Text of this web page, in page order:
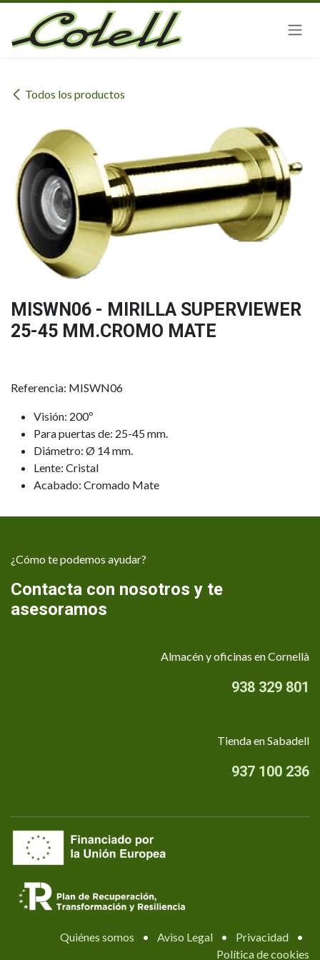
Ir al contenido
Todos los productos
MISWN06 - MIRILLA SUPERVIEWER
25-45 MM.CROMO MATE
Referencia: MISWN06
Visión: 200º
Para puertas de: 25-45 mm.
Diámetro: Ø 14 mm.
Lente: Cristal
Acabado: Cromado Mate
¿Cómo te podemos ayudar?
Contacta con nosotros y te
asesoramos
Almacén y oficinas en Cornellà
938 329 801
Tienda en Sabadell
937 100 236
Quiénes somos • Aviso Legal • Privacidad
•
Política de cookies